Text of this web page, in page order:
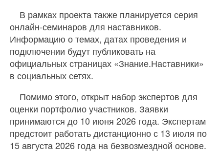
В рамках проекта также планируется серия
онлайн-семинаров для наставников.
Информацию о темах, датах проведения и
подключении будут публиковать на
официальных страницах «Знание.Наставники»
в социальных сетях.
Помимо этого, открыт набор экспертов для
оценки портфолио участников. Заявки
принимаются до 10 июня 2026 года. Экспертам
предстоит работать дистанционно с 13 июля по
15 августа 2026 года на безвозмездной основе.